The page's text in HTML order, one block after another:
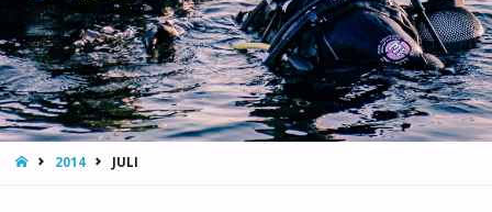
HOME2014 JULI